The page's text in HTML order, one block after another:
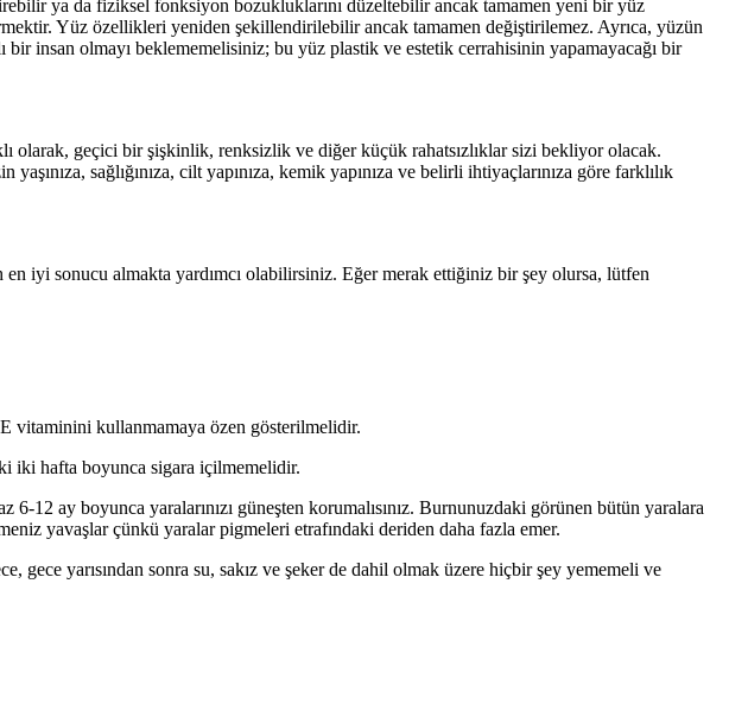
ya da fiziksel fonksiyon bozukluklarını düzeltebilir ancak tamamen yeni bir yüz
Yüz özellikleri yeniden şekillendirilebilir ancak tamamen değiştirilemez. Ayrıca, yüzün
insan olmayı beklememelisiniz; bu yüz plastik ve estetik cerrahisinin yapamayacağı bir
olarak, geçici bir şişkinlik, renksizlik ve diğer küçük rahatsızlıklar sizi bekliyor olacak.
sağlığınıza, cilt yapınıza, kemik yapınıza ve belirli ihtiyaçlarınıza göre farklılık
iyi sonucu almakta yardımcı olabilirsiniz. Eğer merak ettiğiniz bir şey olursa, lütfen
vitaminini kullanmamaya özen gösterilmelidir.
iki hafta boyunca sigara içilmemelidir.
ay boyunca yaralarınızı güneşten korumalısınız. Burnunuzdaki görünen bütün yaralara
yavaşlar çünkü yaralar pigmeleri etrafındaki deriden daha fazla emer.
gece yarısından sonra su, sakız ve şeker de dahil olmak üzere hiçbir şey yememeli ve